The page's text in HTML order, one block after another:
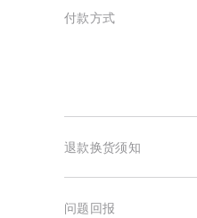
付款方式
退款换货须知
问题回报